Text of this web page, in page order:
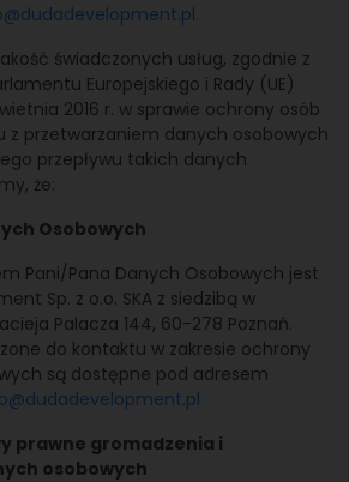
świadczonych usług, zgodnie z
Europejskiego i Rady (UE)
2016 r. w sprawie ochrony osób
z przetwarzaniem danych osobowych
przepływu takich danych
że:
Osobowych
Pani/Pana Danych Osobowych jest
Sp. z o.o. SKA z siedzibą w
Palacza 144, 60-278 Poznań.
do kontaktu w zakresie ochrony
są dostępne pod adresem
prawne gromadzenia i
osobowych